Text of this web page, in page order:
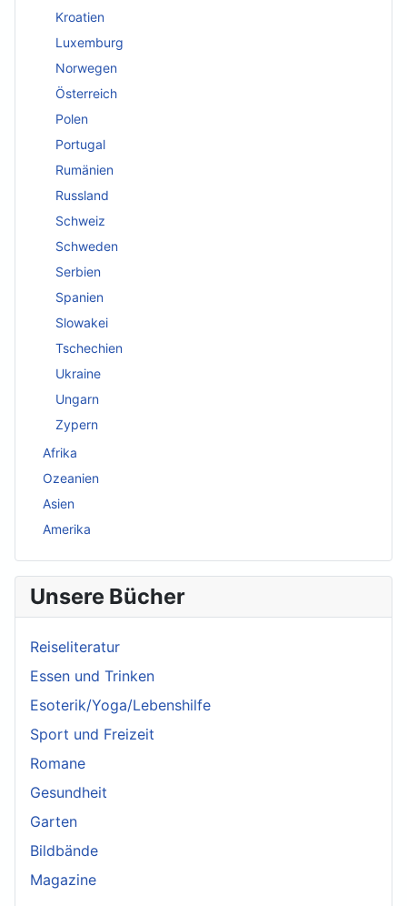
Kroatien
Luxemburg
Norwegen
Österreich
Polen
Portugal
Rumänien
Russland
Schweiz
Schweden
Serbien
Spanien
Slowakei
Tschechien
Ukraine
Ungarn
Zypern
Afrika
Ozeanien
Asien
Amerika
Unsere Bücher
Reiseliteratur
Essen und Trinken
Esoterik/Yoga/Lebenshilfe
Sport und Freizeit
Romane
Gesundheit
Garten
Bildbände
Magazine